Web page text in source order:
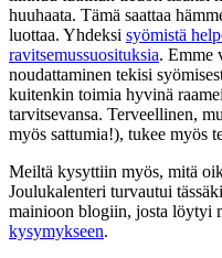
huuhaata. Tämä saattaa
luottaa. Yhdeksi syömistä
ravitsemussuosituksia. Emme
noudattaminen tekisi
kuitenkin toimia hyvinä
tarvitsevansa. Terveellinen,
myös sattumia!), tukee myös
Meiltä kysyttiin myös, mitä
Joulukalenteri turvautui
mainioon blogiin, josta löytyi
kysymykseen.